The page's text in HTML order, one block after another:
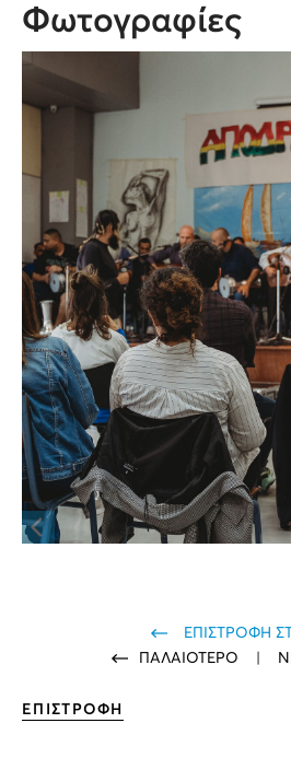
Φωτογραφίες
ΕΠΙΣΤΡΟΦΗ
ΠΑΛΑΙΟΤΕΡΟ
ΕΠΙΣΤΡΟΦΗ